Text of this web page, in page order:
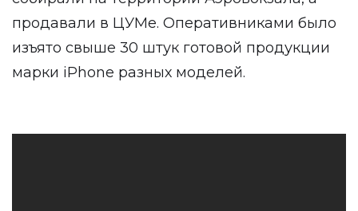
продавали в ЦУМе. Оперативниками было
изъято свыше 30 штук готовой продукции
марки iPhone разных моделей.